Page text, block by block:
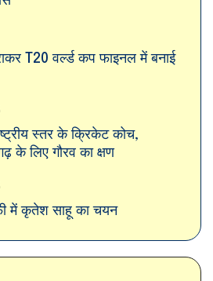
T20 वर्ल्ड कप फाइनल में बनाई
स्तर के क्रिकेट कोच,
के लिए गौरव का क्षण
में कृतेश साहू का चयन